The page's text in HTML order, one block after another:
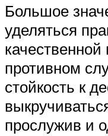
Большое
уделяться
противном
стойкость к
прослужив и